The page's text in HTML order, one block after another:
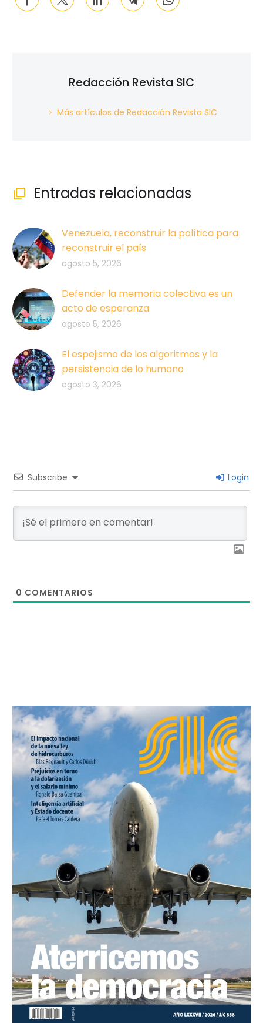
Redacción Revista SIC
Más artículos de Redacción Revista SIC
 Entradas relacionadas
Venezuela, reconstruir la política para
reconstruir el país
agosto 5, 2026
Defender la memoria colectiva es un
acto de esperanza
agosto 5, 2026
El espejismo de los algoritmos y la
persistencia de lo humano
agosto 3, 2026
Subscribe Login
0 COMENTARIOS